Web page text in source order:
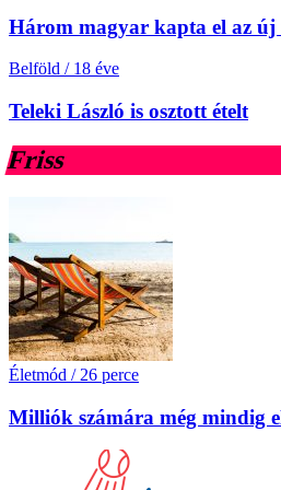
Három magyar kapta el az új
Belföld / 18 éve
Teleki László is osztott ételt
Friss
Életmód / 26 perce
Milliók számára még mindig